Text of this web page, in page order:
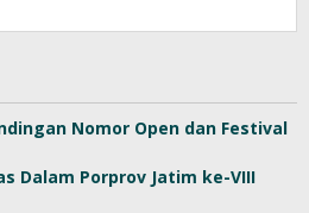
Nomor Open dan Festival
Dalam Porprov Jatim ke-VIII